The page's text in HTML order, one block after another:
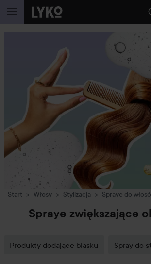
PRZEJDŹ DO TREŚCI
Start Włosy Stylizacja Spraye do
Spraye zwiększające
Produkty dodające blasku Spray do